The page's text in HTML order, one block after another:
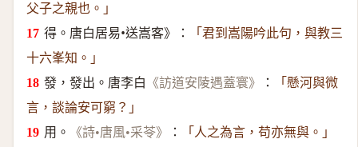
父子之親也。」
得。唐白居易•送嵩客》：
「君到嵩陽吟此句，與教三
十六峯知。」
發，發出。唐李白 《訪道安陵遇蓋寰》 ：
「懸河與微
言，談論安可窮？」
用。 《詩•唐風•采苓》 ： 「人之為言，苟亦無與。」